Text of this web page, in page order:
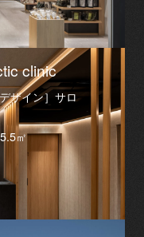
clinic
ザイン］サロ
㎡